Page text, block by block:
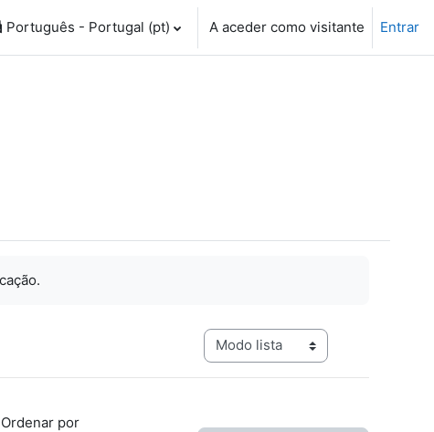
Português - Portugal ‎(pt)‎ A aceder como visitante Entrar
Navegação terciária do modo de visualização
Ordenar por